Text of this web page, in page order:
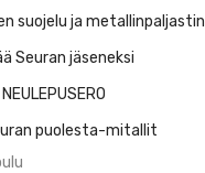
suojelu ja metallinpaljastin
Seuran jäseneksi
puolesta-mitallit